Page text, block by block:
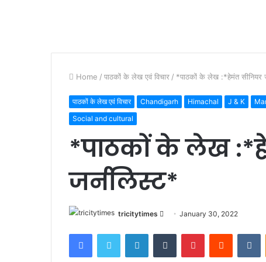
Home / पाठकों के लेख एवं विचार / *पाठकों के लेख :*हेमंत सीनियर
पाठकों के लेख एवं विचार Chandigarh Himachal J & K
Social and cultural
*पाठकों के लेख
जर्नलिस्ट*
tricitytimes
Send
email
January 30, 2022
FacebookTwitter LinkedInTumblr PinterestReddit